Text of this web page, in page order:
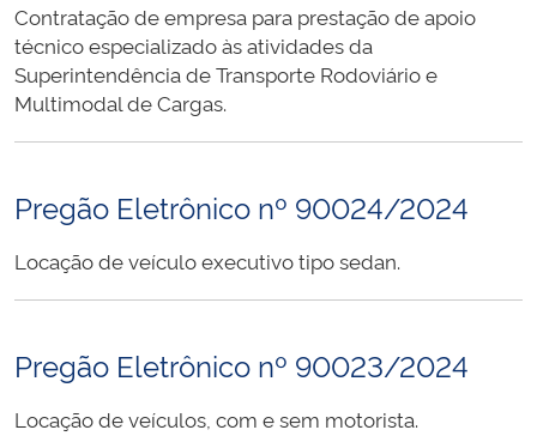
Contratação de empresa para prestação de apoio
técnico especializado às atividades da
Superintendência de Transporte Rodoviário e
Multimodal de Cargas.
Pregão Eletrônico nº 90024/2024
Locação de veículo executivo tipo sedan.
Pregão Eletrônico nº 90023/2024
Locação de veículos, com e sem motorista.